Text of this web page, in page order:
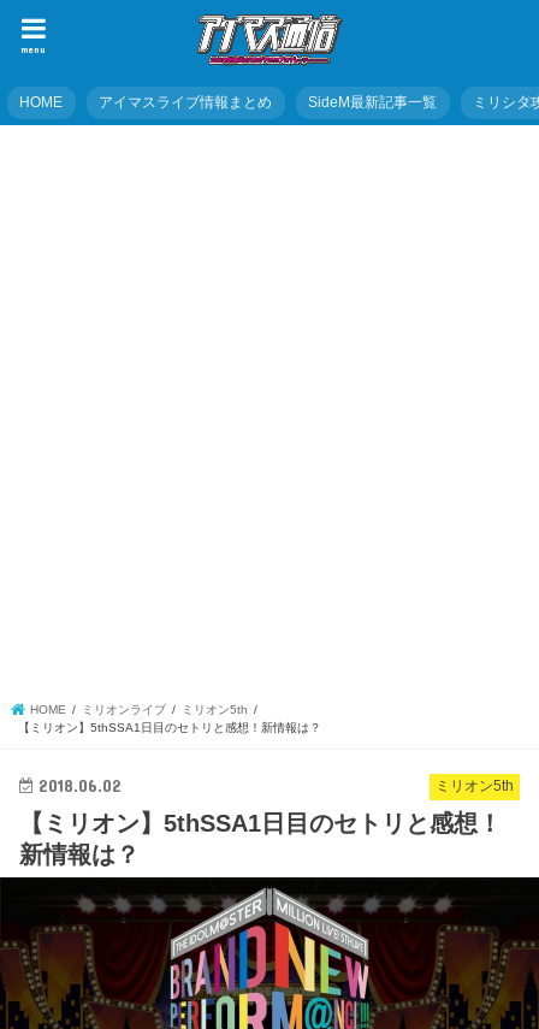
menu
HOME アイマスライブ情報まとめ SideM最新記事一覧 ミリシタ
HOME ミリオンライブ
ミリオン5th
【ミリオン】5thSSA1日目のセトリと感想！新情報は？
ミリオン5th
2018.06.02
【ミリオン】5thSSA1日目のセトリと感想！
新情報は？